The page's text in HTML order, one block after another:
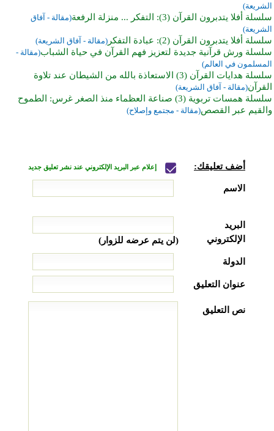
الشريعة)
سلسلة أفلا يتدبرون القرآن (3): التفكر ... منزلة الرفعة
(مقالة - آفاق
الشريعة)
سلسلة أفلا يتدبرون القرآن (2): عبادة التفكر (مقالة - آفاق الشريعة)
سلسلة ورش قرآنية جديدة لتعزيز فهم القرآن في حياة الشباب(مقالة -
المسلمون في العالم)
سلسلة هدايات القرآن (3) الاستعاذة بالله من الشيطان عند تلاوة
القرآن(مقالة - آفاق الشريعة)
سلسلة همسات تربوية (3) صناعة العظماء منذ الصغر غرس: الطموح
والقيم عبر القصص(مقالة - مجتمع وإصلاح)
أضف تعليقك: إعلام عبر البريد الإلكتروني عند نشر تعليق جديد
الاسم
البريد
الإلكتروني
(لن يتم عرضه للزوار)
الدولة
عنوان التعليق
نص التعليق